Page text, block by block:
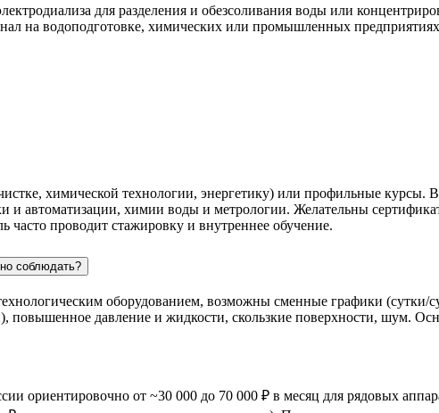
для разделения и обезсоливания воды или
на водоподготовке, химических или промышленных
химической технологии, энергетику) или профильные
и автоматизации, химии воды и метрологии. Желательны
часто проводит стажировку и внутреннее обучение.
соблюдать?
оборудованием, возможны сменные графики (сутки/
повышенное давление и жидкости, скользкие поверхности, шум.
ориентировочно от ~30 000 до 70 000 ₽ в месяц для рядовых